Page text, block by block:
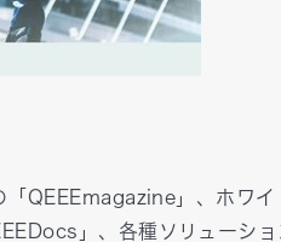
「QEEEmagazine」、ホワイ
」、各種ソリューショ